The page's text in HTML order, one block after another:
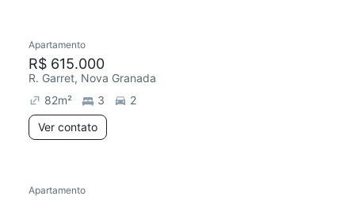
Redecorar
Apartamento
R$ 615.000
R. Garret, Nova Granada
82m² 3
2
Ver contato
Redecorar
Apartamento